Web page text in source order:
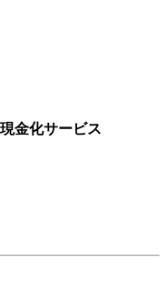
金化サービス